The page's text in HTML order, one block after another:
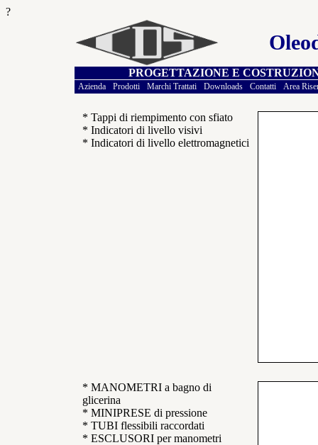
?
PROGETTAZIONE E
Azienda Prodotti Marchi Trattati Downloads Contatti Area
* Tappi di riempimento con sfiato
* Indicatori di livello visivi
* Indicatori di livello elettromagnetici
* MANOMETRI a bagno di
glicerina
* MINIPRESE di pressione
* TUBI flessibili raccordati
* ESCLUSORI per manometri